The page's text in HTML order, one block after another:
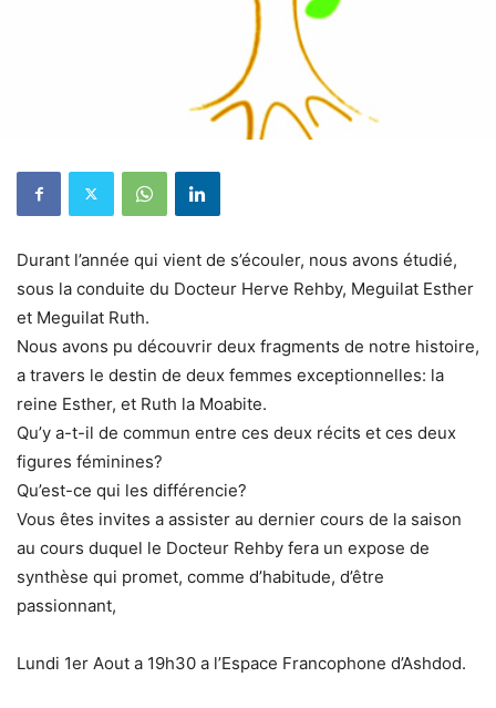
Durant l’année qui vient de s’écouler, nous avons étudié,
sous la conduite du Docteur Herve Rehby, Meguilat Esther
et Meguilat Ruth.
Nous avons pu découvrir deux fragments de notre histoire,
a travers le destin de deux femmes exceptionnelles: la
reine Esther, et Ruth la Moabite.
Qu’y a-t-il de commun entre ces deux récits et ces deux
figures féminines?
Qu’est-ce qui les différencie?
Vous êtes invites a assister au dernier cours de la saison
au cours duquel le Docteur Rehby fera un expose de
synthèse qui promet, comme d’habitude, d’être
passionnant,
Lundi 1er Aout a 19h30 a l’Espace Francophone d’Ashdod.